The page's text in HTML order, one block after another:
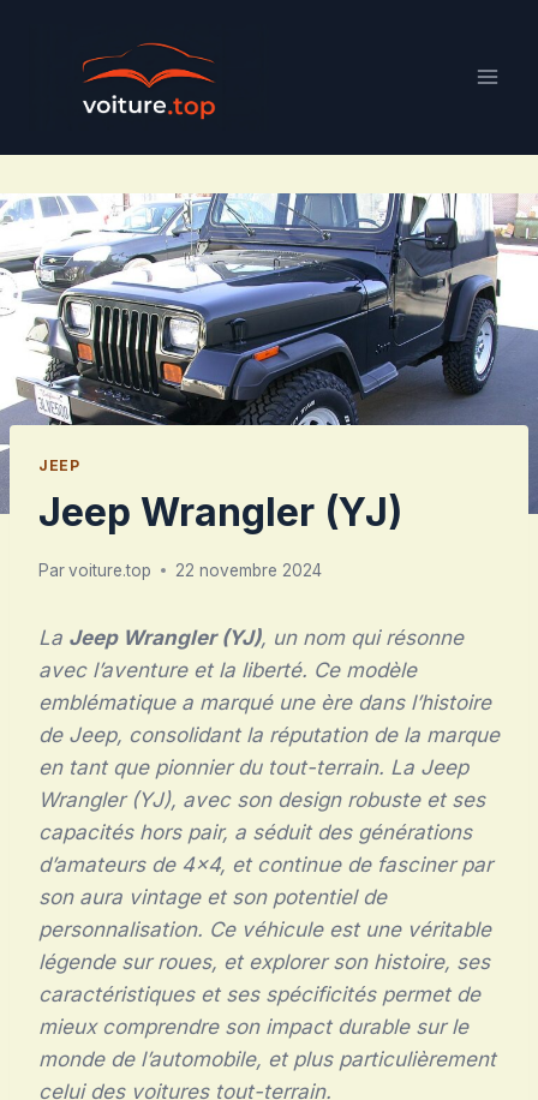
JEEP
Jeep Wrangler (YJ)
Parvoiture.top 22 novembre 2024
La Jeep Wrangler (YJ), un nom qui résonne
avec l’aventure et la liberté. Ce modèle
emblématique a marqué une ère dans l’histoire
de Jeep, consolidant la réputation de la marque
en tant que pionnier du tout-terrain. La Jeep
Wrangler (YJ), avec son design robuste et ses
capacités hors pair, a séduit des générations
d’amateurs de 4×4, et continue de fasciner par
son aura vintage et son potentiel de
personnalisation. Ce véhicule est une véritable
légende sur roues, et explorer son histoire, ses
caractéristiques et ses spécificités permet de
mieux comprendre son impact durable sur le
monde de l’automobile, et plus particulièrement
celui des voitures tout-terrain.